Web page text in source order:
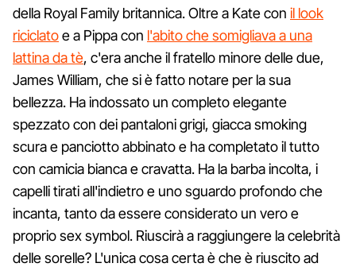
della Royal Family britannica. Oltre a Kate con il look
riciclatoe a Pippa con l'abito che somigliava a una
lattina da tè, c'era anche il fratello minore delle due,
James William, che si è fatto notare per la sua
bellezza. Ha indossato un completo elegante
spezzato con dei pantaloni grigi, giacca smoking
scura e panciotto abbinato e ha completato il tutto
con camicia bianca e cravatta. Ha la barba incolta, i
capelli tirati all'indietro e uno sguardo profondo che
incanta, tanto da essere considerato un vero e
proprio sex symbol. Riuscirà a raggiungere la celebrità
delle sorelle? L'unica cosa certa è che è riuscito ad